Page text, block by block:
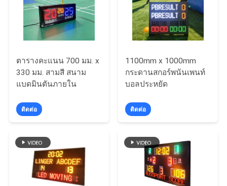
ติดต่อ
ข่าว
เสนอ
ตารางคะแนน 700 มม. x
330 มม. สามสี สนาม
แบดมินตันภายใน
ติดต่อ
1100mm x 1000mm
กระดานสกอร์พนันเพนท์
บอลประหยัด
ติดต่อ